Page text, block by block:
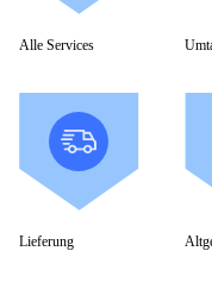
Alle Services
Lieferung